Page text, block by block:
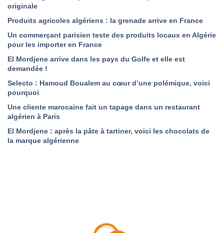
originale
Produits agricoles algériens : la grenade arrive en France
Un commerçant parisien teste des produits locaux en Algérie
pour les importer en France
El Mordjene arrive dans les pays du Golfe et elle est
demandée !
Selecto : Hamoud Boualem au cœur d’une polémique, voici
pourquoi
Une cliente marocaine fait un tapage dans un restaurant
algérien à Paris
El Mordjene : après la pâte à tartiner, voici les chocolats de
la marque algérienne